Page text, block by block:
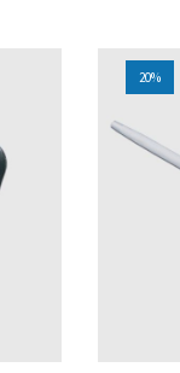
20%